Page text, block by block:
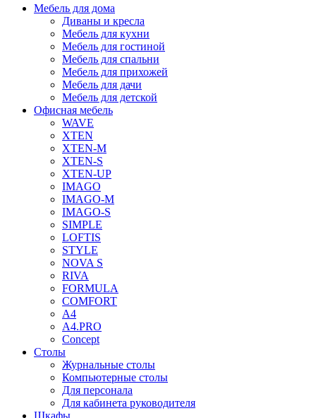
Мебель для дома
Диваны и кресла
Мебель для кухни
Мебель для гостиной
Мебель для спальни
Мебель для прихожей
Мебель для дачи
Мебель для детской
Офисная мебель
WAVE
XTEN
XTEN-M
XTEN-S
XTEN-UP
IMAGO
IMAGO-M
IMAGO-S
SIMPLE
LOFTIS
STYLE
NOVA S
RIVA
FORMULA
COMFORT
A4
A4.PRO
Concept
Столы
Журнальные столы
Компьютерные столы
Для персонала
Для кабинета руководителя
Шкафы